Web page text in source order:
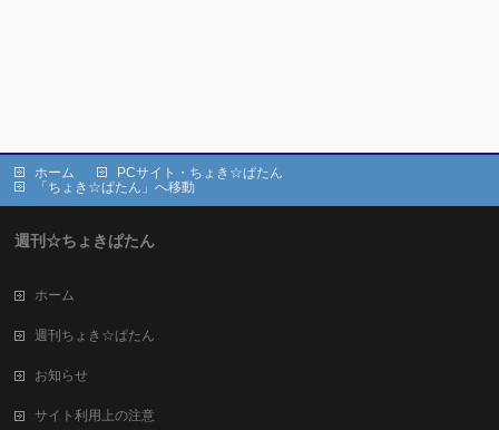
ホーム
PCサイト・ちょき☆ぱたん
「ちょき☆ぱたん」へ移動
週刊☆ちょきぱたん
ホーム
週刊ちょき☆ぱたん
お知らせ
サイト利用上の注意